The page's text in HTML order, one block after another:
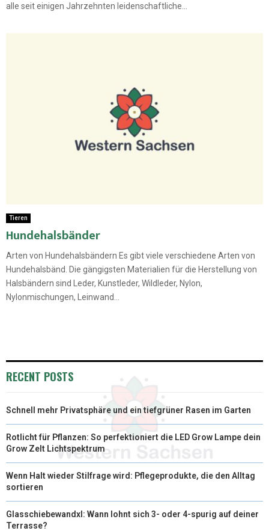
alle seit einigen Jahrzehnten leidenschaftliche...
Tieren
Hundehalsbänder
Arten von Hundehalsbändern Es gibt viele verschiedene Arten von
Hundehalsbänd. Die gängigsten Materialien für die Herstellung von
Halsbändern sind Leder, Kunstleder, Wildleder, Nylon,
Nylonmischungen, Leinwand...
RECENT POSTS
Schnell mehr Privatsphäre und ein tiefgrüner Rasen im Garten
Rotlicht für Pflanzen: So perfektioniert die LED Grow Lampe dein
Grow Zelt Lichtspektrum
Wenn Halt wieder Stilfrage wird: Pflegeprodukte, die den Alltag
sortieren
Glasschiebewandxl: Wann lohnt sich 3- oder 4-spurig auf deiner
Terrasse?